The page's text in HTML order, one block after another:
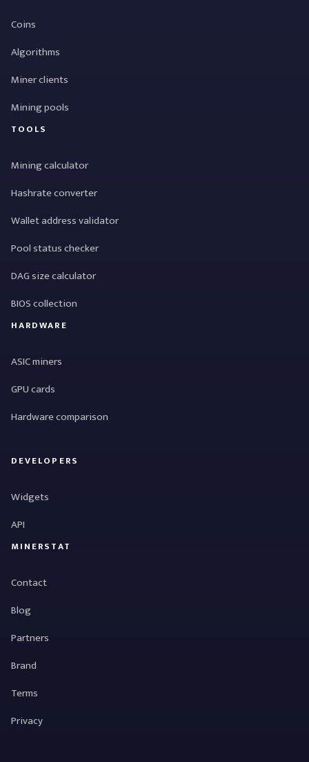
Coins
Algorithms
Miner clients
Mining pools
TOOLS
Mining calculator
Hashrate converter
Wallet address validator
Pool status checker
DAG size calculator
BIOS collection
HARDWARE
ASIC miners
GPU cards
Hardware comparison
DEVELOPERS
Widgets
API
MINERSTAT
Contact
Blog
Partners
Brand
Terms
Privacy